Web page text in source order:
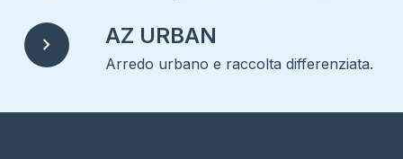
chevron_right AZ URBAN
Arredo urbano e raccolta differenziata.